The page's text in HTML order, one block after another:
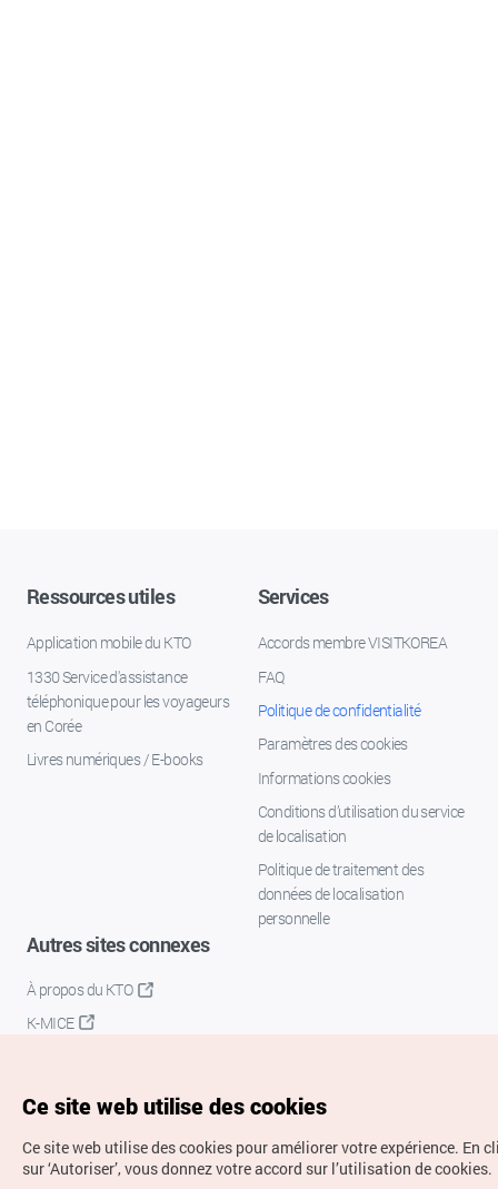
Ressources utiles
Application mobile du KTO
1330 Service d'assistance
téléphonique pour les voyageurs
en Corée
Livres numériques / E-books
Services
Accords membre VISITKOREA
FAQ
Politique de confidentialité
Paramètres des cookies
Informations cookies
Conditions d’utilisation du service
de localisation
Politique de traitement des
données de localisation
personnelle
Autres sites connexes
À propos du KTO
K-MICE
Ce site web utilise des cookies
Ce site web utilise des cookies pour améliorer votre expérience. En
sur ‘Autoriser’, vous donnez votre accord sur l’utilisation de cookies.